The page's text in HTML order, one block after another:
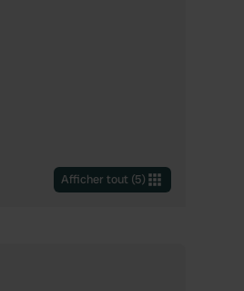
Afficher tout (5)